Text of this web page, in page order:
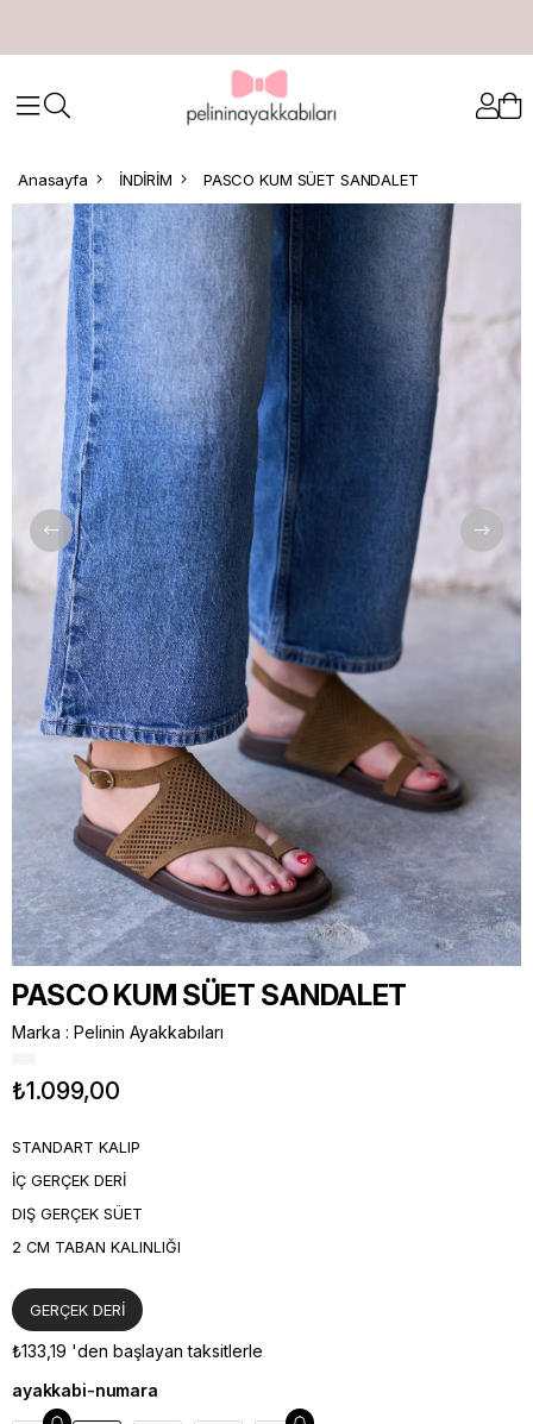
Anasayfa İNDİRİM PASCO KUM SÜET SANDALET
PASCO KUM SÜET SANDALET
Marka : Pelinin Ayakkabıları
₺1.099,00
STANDART KALIP
İÇ GERÇEK DERİ
DIŞ GERÇEK SÜET
2 CM TABAN KALINLIĞI
GERÇEK DERİ
₺133,19 'den başlayan taksitlerle
ayakkabi-numara